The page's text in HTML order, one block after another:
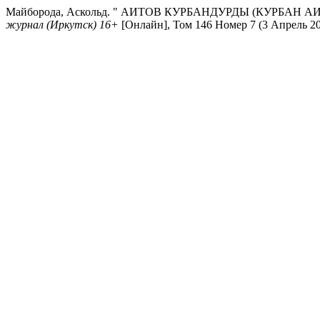
Майборода, Аскольд. " АИТОВ КУРБАНДУРДЫ
журнал (Иркутск) 16+ [Онлайн], Том 146 Номер 7 (3 Апрель